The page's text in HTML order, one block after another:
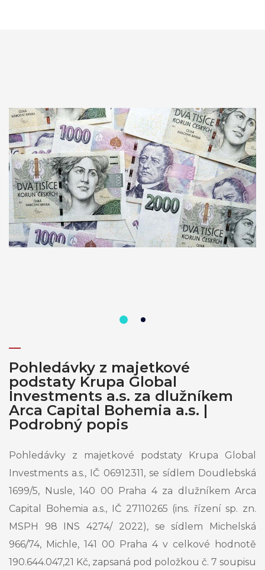
Pohledávky z majetkové
podstaty Krupa Global
Investments a.s. za dlužníkem
Arca Capital Bohemia a.s. |
Podrobný popis
Pohledávky z majetkové podstaty Krupa Global
Investments a.s., IČ 06912311, se sídlem Doudlebská
1699/5, Nusle, 140 00 Praha 4 za dlužníkem Arca
Capital Bohemia a.s., IČ 27110265 (ins. řízení sp. zn.
MSPH 98 INS 4274/ 2022), se sídlem Michelská
966/74, Michle, 141 00 Praha 4 v celkové hodnotě
190.644.047,21 Kč, zapsaná pod položkou č. 7 soupisu